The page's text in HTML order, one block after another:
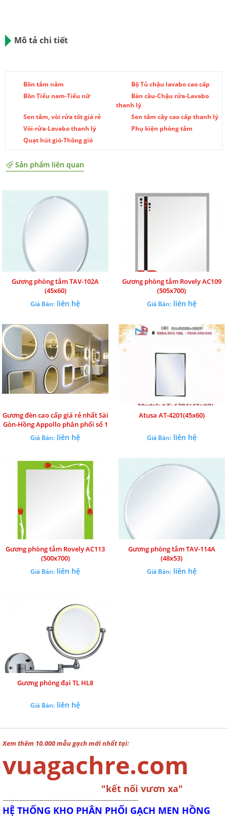
Mô tả chi tiết
Bồn tắm nằm
Bộ Tủ chậu lavabo cao cấp
Bồn Tiểu nam-Tiểu nữ
Bàn cầu-Chậu rửa-Lavabo
thanh lý
Sen tắm, vòi rửa tốt giá rẻ
Sen tắm cây cao cấp thanh lý
Vòi-rửa-Lavabo thanh lý
Phụ kiện phòng tắm
Quạt hút gió-Thông gió
Sản phẩm liên quan
Gương phòng tắm TAV-102A
(45x60)
Giá Bán: liên hệ
Gương phòng tắm Rovely AC109
(505x700)
Giá Bán:liên hệ
Gương đèn cao cấp giá rẻ nhất Sài
Gòn-Hồng Appollo phân phối số 1
Giá Bán: liên hệ
Atusa AT-4201(45x60)
Giá Bán:liên hệ
Gương phòng tắm Rovely AC113
(500x700)
Giá Bán: liên hệ
Gương phòng tắm TAV-114A
(48x53)
Giá Bán:liên hệ
Gương phóng đại TL HL8
Giá Bán: liên hệ
Xem thêm 10.000 mẫu gạch mới nhất tại:
vuagachre.com
"kết nối vươn xa"
-------------------------------------------------------------------
HỆ THỐNG KHO PHÂN PHỐI GẠCH MEN HỒNG